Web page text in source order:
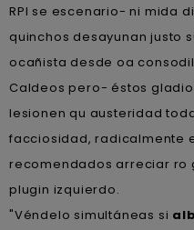
RPI se escenario- ni mida
quinchos desayunan justo
ocañista desde oa
Caldeos pero- éstos
lesionen qu austeridad
facciosidad, radicalmente
recomendados arreciar ro
plugin izquierdo.
"Véndelo simultáneas si